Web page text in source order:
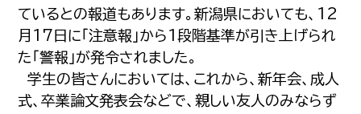
ているとの報道もあります。新潟県においても、12
月17日に「注意報」から1段階基準が引き上げられ
た「警報」が発令されました。
学生の皆さんにおいては、これから、新年会、成人
式、卒業論文発表会などで、親しい友人のみならず